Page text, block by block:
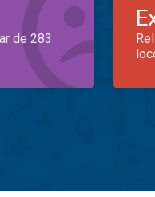
de 283